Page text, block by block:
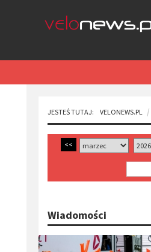
JESTEŚ TUTAJ: VELONEWS.PL
<<
Wiadomości